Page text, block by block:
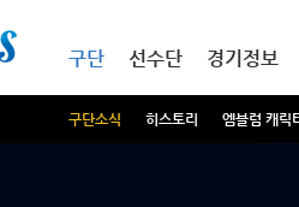
구단
구단소식 히스토리 엠블럼 캐릭
선수단 경기정보